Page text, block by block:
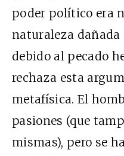
poder político era
naturaleza dañada
debido al pecado
rechaza esta
metafísica. El
pasiones (que
mismas), pero se